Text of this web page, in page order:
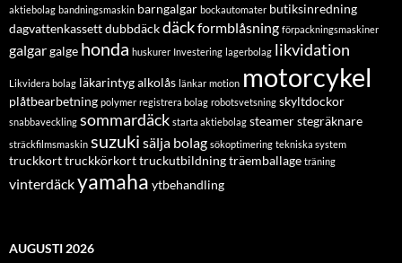
aktiebolag bandningsmaskin barngalgar bockautomater butiksinredning
dagvattenkassettdubbdäckdäckformblåsning förpackningsmaskiner
galgargalge honda huskurer Investering lagerbolag likvidation
Likvidera bolag läkarintyg alkolås länkar motion motorcykel
plåtbearbetning polymer registrera bolag robotsvetsning skyltdockor
snabbaveckling sommardäck starta aktiebolag steamerstegräknare
sträckfilmsmaskin suzuki sälja bolag sökoptimering tekniska system
truckkorttruckkörkorttruckutbildningträemballage träning
vinterdäckyamaha ytbehandling
AUGUSTI 2026